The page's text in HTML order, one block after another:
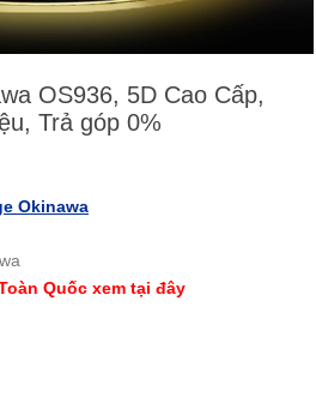
OS936, 5D Cao Cấp,
Trả góp 0%
Okinawa
Quốc xem tại đây